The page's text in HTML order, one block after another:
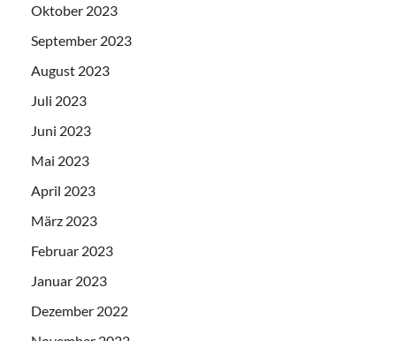
Oktober 2023
September 2023
August 2023
Juli 2023
Juni 2023
Mai 2023
April 2023
März 2023
Februar 2023
Januar 2023
Dezember 2022